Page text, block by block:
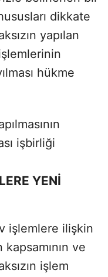
dikkate
yapılan
hükme
işbirliği
YENİ
işlemlere ilişkin
kapsamının ve
işlem